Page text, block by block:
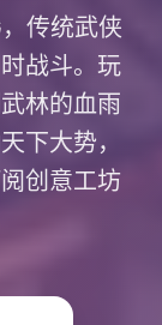
传统武侠
战斗。玩
林的血雨
下大势，
创意工坊